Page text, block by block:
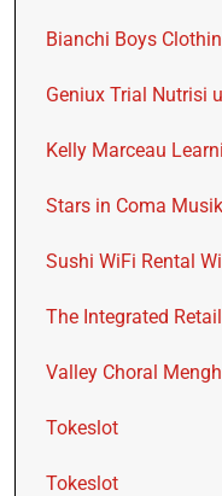
Bianchi Boys
Geniux Trial Nutrisi
Kelly Marceau
Stars in Coma
Sushi WiFi Rental
The Integrated
Valley Choral
Tokeslot
Tokeslot